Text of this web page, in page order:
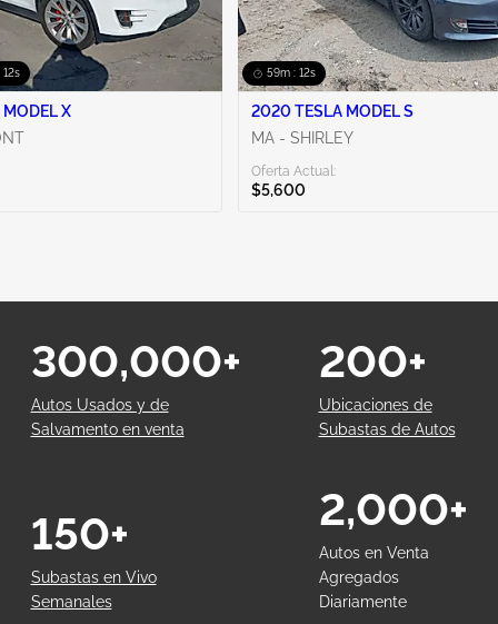
X
59m : 11s
2020 TESLA MODEL S
MA - SHIRLEY
Oferta Actual:
$5,600
Autos Usados y de
Salvamento en venta
300,000+
Ubicaciones de
Subastas de Autos
200+
Subastas en Vivo
Semanales
150+
Autos en Venta
Agregados
Diariamente
2,000+